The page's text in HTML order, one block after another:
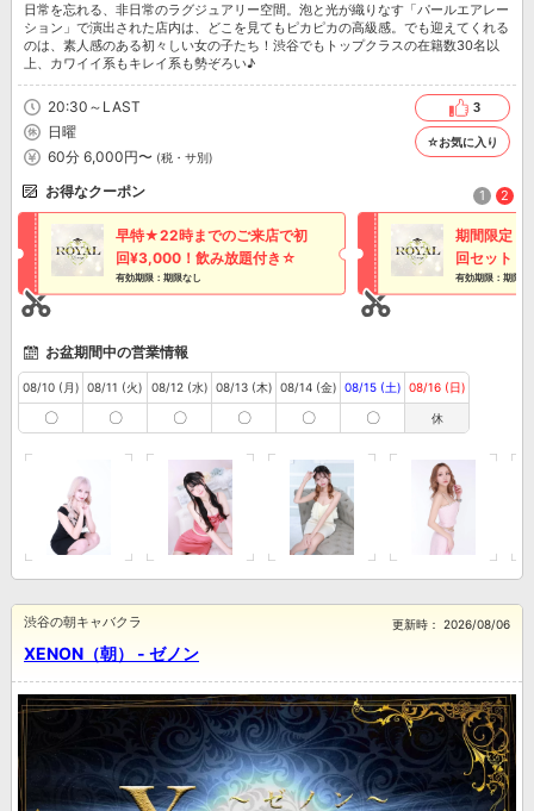
日常を忘れる、非日常のラグジュアリー空間。泡と光が織りなす「パールエアレー
ション」で演出された店内は、どこを見てもピカピカの高級感。でも迎えてくれる
のは、素人感のある初々しい女の子たち！渋谷でもトップクラスの在籍数30名以
上、カワイイ系もキレイ系も勢ぞろい♪
20:30～LAST
日曜
60分 6,000円〜 (税・サ別)
3
☆お気に入り
お得なクーポン
早特★22時までのご来店で初
回¥3,000！飲み放題付き☆
有効期限：期限なし
期間限定！
回セット
有効期限：期限な
1 2
お盆期間中の営業情報
08/10 (月)
〇
08/11 (火)
〇
08/12 (水)
〇
08/13 (木)
〇
08/14 (金)
〇
08/15 (土)
〇
08/16 (日)
休
XENON（朝） - ゼノン
渋谷の朝キャバクラ 更新時： 2026/08/06